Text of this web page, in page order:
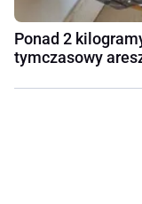
Ponad 2
tymczasowy